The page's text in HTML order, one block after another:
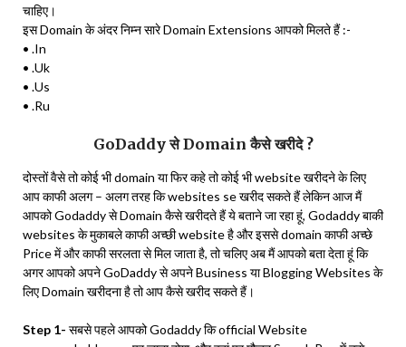
चाहिए।
इस Domain के अंदर निम्न सारे Domain Extensions आपको मिलते हैं :-
• .In
• .Uk
• .Us
• .Ru
GoDaddy से Domain कैसे खरीदे ?
दोस्तों वैसे तो कोई भी domain या फिर कहे तो कोई भी website खरीदने के लिए
आप काफी अलग – अलग तरह कि websites se खरीद सकते हैं लेकिन आज मैं
आपको Godaddy से Domain कैसे खरीदते हैं ये बताने जा रहा हूं, Godaddy बाकी
websites के मुकाबले काफी अच्छी website है और इससे domain काफी अच्छे
Price में और काफी सरलता से मिल जाता है, तो चलिए अब मैं आपको बता देता हूं कि
अगर आपको अपने GoDaddy से अपने Business या Blogging Websites के
लिए Domain खरीदना है तो आप कैसे खरीद सकते हैं।
Step 1- सबसे पहले आपको Godaddy कि official Website